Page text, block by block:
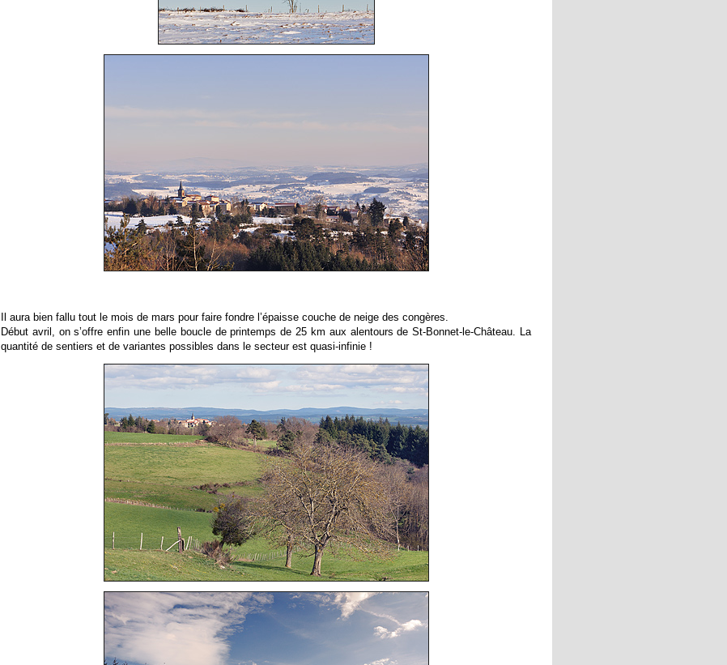
Il aura bien fallu tout le mois de mars pour faire fondre l’épaisse couche de neige des congères.
Début avril, on s’offre enfin une belle boucle de printemps de 25 km aux alentours de St-Bonnet-le-Château. La
quantité de sentiers et de variantes possibles dans le secteur est quasi-infinie !